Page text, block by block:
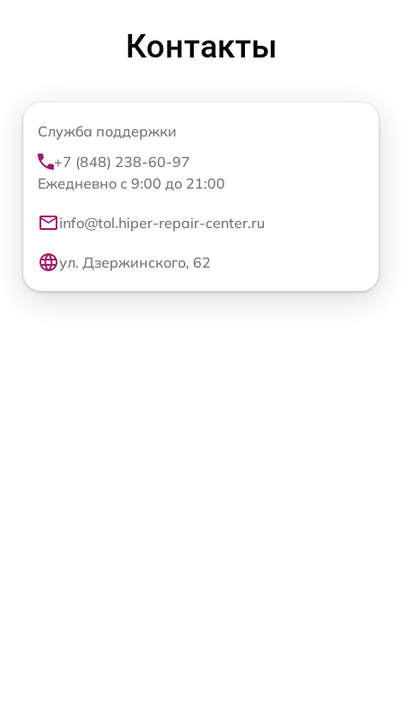
Контакты
Служба поддержки
+7 (848) 238-60-97
Ежедневно с 9:00 до 21:00
info@tol.hiper-repair-center.ru
ул. Дзержинского, 62